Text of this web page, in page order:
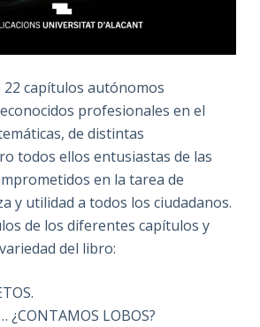
22 capítulos autónomos
profesionales en el
de distintas
todos ellos entusiastas de las
en la tarea de
y utilidad a todos los ciudadanos.
de los diferentes capítulos y
del libro:
¿CONTAMOS LOBOS?